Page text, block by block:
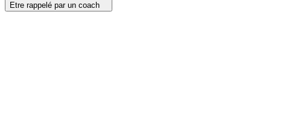
Etre rappelé par un coach